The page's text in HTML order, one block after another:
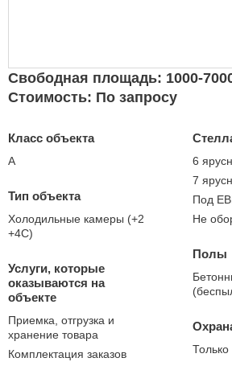
Свободная площадь: 1000-
Стоимость: По запросу
Класс объекта
А
Тип объекта
Холодильные камеры (+2
+4С)
Услуги, которые
оказываются на
объекте
Приемка, отгрузка и
хранение товара
Комплектация заказов
6
7
Под
Не
Полы